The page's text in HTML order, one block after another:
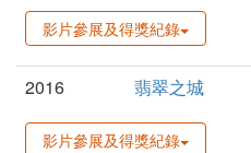
影片參展及得獎紀錄
2016 翡翠之城
影片參展及得獎紀錄